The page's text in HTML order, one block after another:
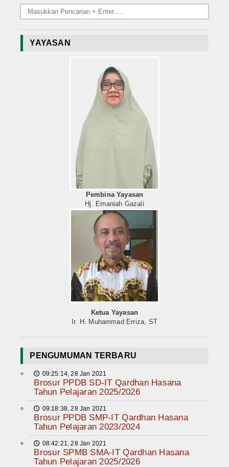
YAYASAN
Pembina Yayasan
Hj. Ernaniah Gazali
Ketua Yayasan
Ir. H. Muhammad Erriza, ST
PENGUMUMAN TERBARU
🕔 09:25:14, 28 Jan 2021
Brosur PPDB SD-IT Qardhan Hasana
Tahun Pelajaran 2025/2026
🕔 09:18:38, 28 Jan 2021
Brosur PPDB SMP-IT Qardhan Hasana
Tahun Pelajaran 2023/2024
🕔 08:42:21, 28 Jan 2021
Brosur SPMB SMA-IT Qardhan Hasana
Tahun Pelajaran 2025/2026